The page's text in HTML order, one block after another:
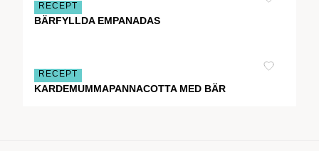
RECEPT
BÄRFYLLDA EMPANADAS
RECEPT
KARDEMUMMAPANNACOTTA MED BÄR